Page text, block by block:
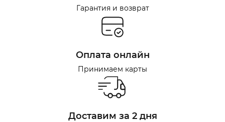
Гарантия и возврат
Оплата онлайн
Принимаем карты
Доставим за 2 дня